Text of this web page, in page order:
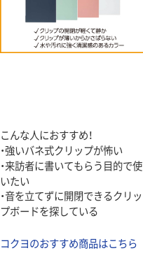
こんな人におすすめ！
・強いバネ式クリップが怖い
・来訪者に書いてもらう目的で使
いたい
・音を立てずに開閉できるクリッ
プボードを探している
コクヨのおすすめ商品はこちら